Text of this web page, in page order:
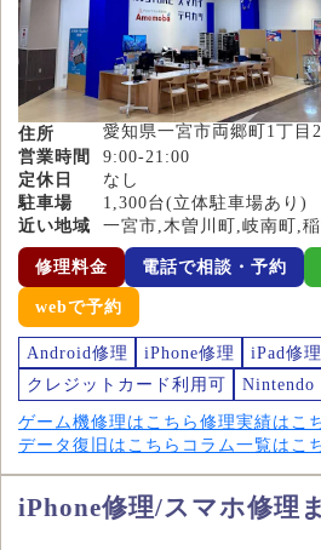
住所
愛知県一宮市両郷町1丁目
営業時間
9:00-21:00
定休日
なし
駐車場
1,300台(立体駐車場あり)
近い地域
一宮市,木曽川町,岐南町,
修理料金 電話で相談・予約
webで予約
Android修理 iPhone修理
iPad修理
クレジットカード利用可
Nintendo
ゲーム機修理はこちら 修理実績はこ
データ復旧はこちら コラム一覧はこ
iPhone修理/スマホ修理